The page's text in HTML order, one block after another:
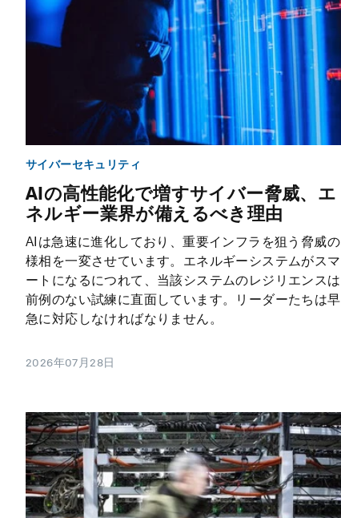
サイバーセキュリティ
AIの高性能化で増すサイバー脅威、エ
ネルギー業界が備えるべき理由
AIは急速に進化しており、重要インフラを狙う脅威の
様相を一変させています。エネルギーシステムがスマ
ートになるにつれて、当該システムのレジリエンスは
前例のない試練に直面しています。リーダーたちは早
急に対応しなければなりません。
2026年07月28日